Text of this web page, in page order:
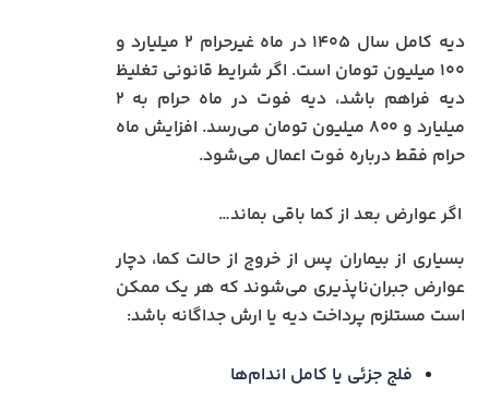
دیه کامل سال ۱۴۰۵ در ماه غیرحرام ۲ میلیارد و
۱۰۰ میلیون تومان است. اگر شرایط قانونی تغلیظ
دیه فراهم باشد، دیه فوت در ماه حرام به ۲
میلیارد و ۸۰۰ میلیون تومان می‌رسد. افزایش ماه
حرام فقط درباره فوت اعمال می‌شود.
اگر عوارض بعد از کما باقی بماند…
بسیاری از بیماران پس از خروج از حالت کما، دچار
عوارض جبران‌ناپذیری می‌شوند که هر یک ممکن
است مستلزم پرداخت دیه یا ارش جداگانه باشد:
فلج جزئی یا کامل اندام‌ها